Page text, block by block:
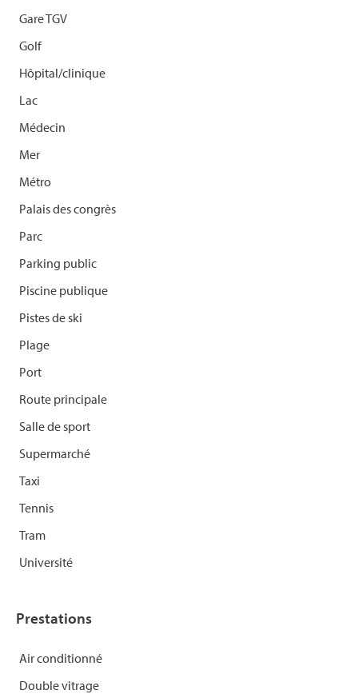
Gare TGV
Golf
Hôpital/clinique
Lac
Médecin
Mer
Métro
Palais des congrès
Parc
Parking public
Piscine publique
Pistes de ski
Plage
Port
Route principale
Salle de sport
Supermarché
Taxi
Tennis
Tram
Université
Prestations
Air conditionné
Double vitrage